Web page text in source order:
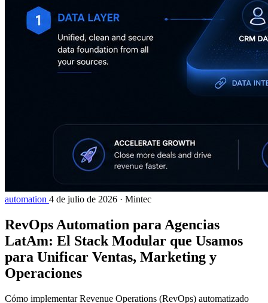
automation 4 de julio de 2026 · Mintec
RevOps Automation para Agencias
LatAm: El Stack Modular que Usamos
para Unificar Ventas, Marketing y
Operaciones
Cómo implementar Revenue Operations (RevOps) automatizado